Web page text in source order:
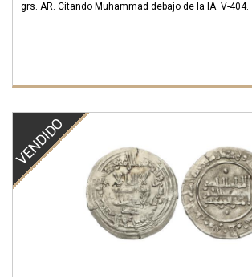
grs. AR. Citando Muhammad debajo de la IA. V-404.
VENDIDO